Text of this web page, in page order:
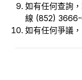
如有任何查詢
線 (852)
如有任何爭議